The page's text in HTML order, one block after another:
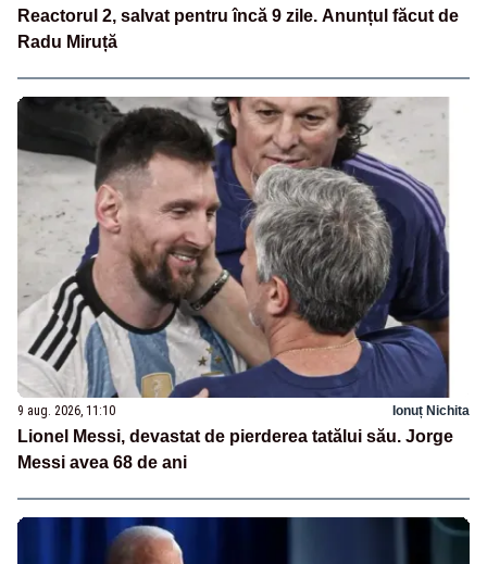
Reactorul 2, salvat pentru încă 9 zile. Anunțul făcut de
Radu Miruță
9 aug. 2026, 11:10 Ionuț Nichita
Lionel Messi, devastat de pierderea tatălui său. Jorge
Messi avea 68 de ani